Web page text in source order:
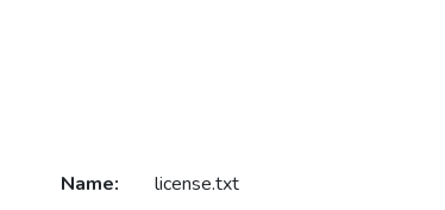
Name:
license.txt